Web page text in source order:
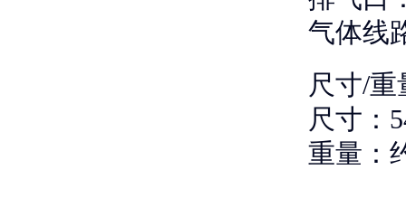
气体线
尺寸/重
尺寸：
重量：